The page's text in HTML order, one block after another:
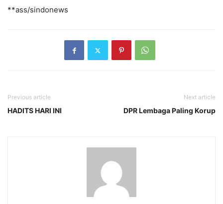
**ass/sindonews
Previous article
HADITS HARI INI
Next article
DPR Lembaga Paling Korup